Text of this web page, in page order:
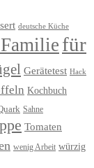
deutsche Küche
für
Gerätetest Hack
Kochbuch
Sahne
Tomaten
wenig Arbeit würzig